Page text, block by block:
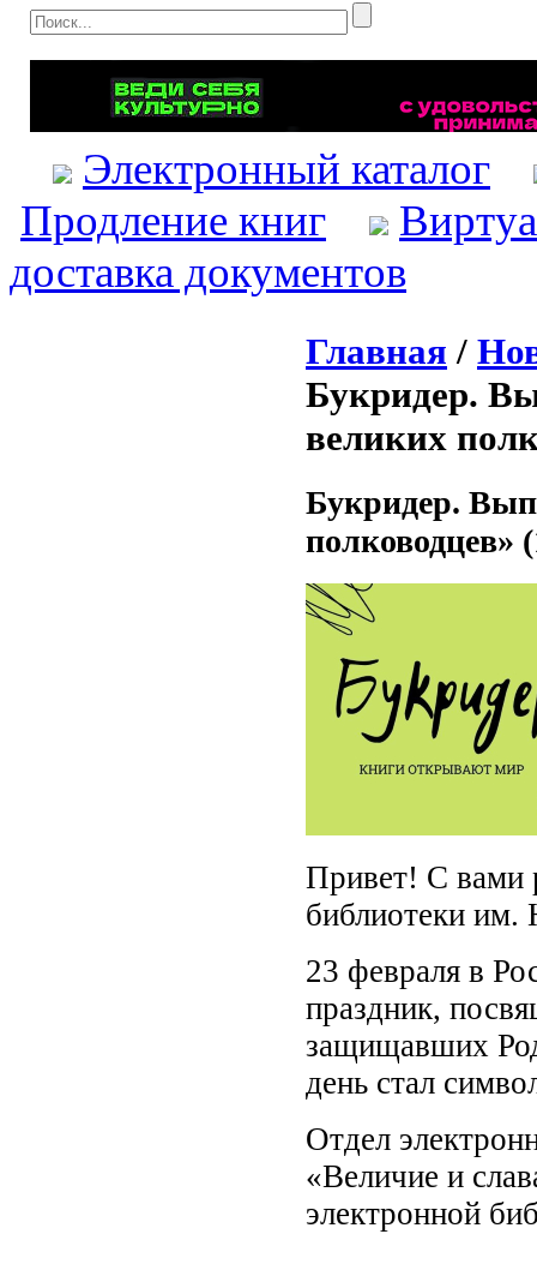
Электронный каталог
Продление книг
доставка документов
Главная /
Букридер.
великих
Букридер.
полководцев»
Привет! С вами
библиотеки
23 февраля в
праздник,
защищавших
день стал
Отдел
«Величие и
электронной